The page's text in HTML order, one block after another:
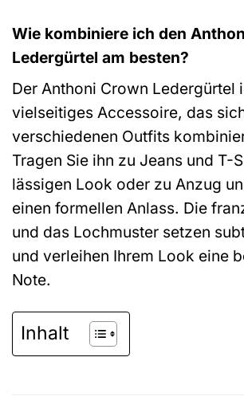
Wie kombiniere ich den
Ledergürtel am besten?
Der Anthoni Crown Ledergürtel
vielseitiges Accessoire, das
verschiedenen Outfits
Tragen Sie ihn zu Jeans und T-
lässigen Look oder zu Anzug
einen formellen Anlass. Die
und das Lochmuster setzen
und verleihen Ihrem Look eine
Note.
Inhalt